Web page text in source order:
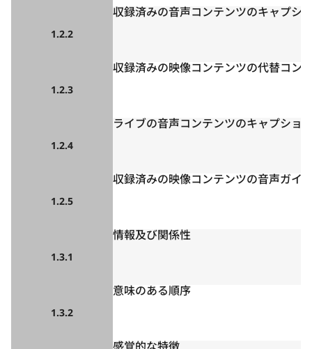
1.2.2
収録済みの音声コンテンツのキャプシ
1.2.3
収録済みの映像コンテンツの代替コン
1.2.4
ライブの音声コンテンツのキャプショ
1.2.5
収録済みの映像コンテンツの音声ガイ
1.3.1
情報及び関係性
1.3.2
意味のある順序